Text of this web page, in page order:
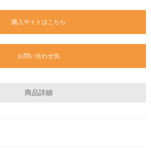
購入サイトはこちら
お問い合わせ先
商品詳細